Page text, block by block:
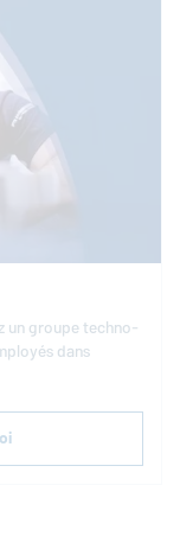
un groupe tech­no­
dans